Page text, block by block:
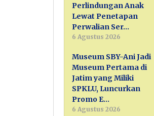
Perlindungan Anak
Lewat Penetapan
Perwalian Ser…
6 Agustus 2026
Museum SBY-Ani Jadi
Museum Pertama di
Jatim yang Miliki
SPKLU, Luncurkan
Promo E…
6 Agustus 2026